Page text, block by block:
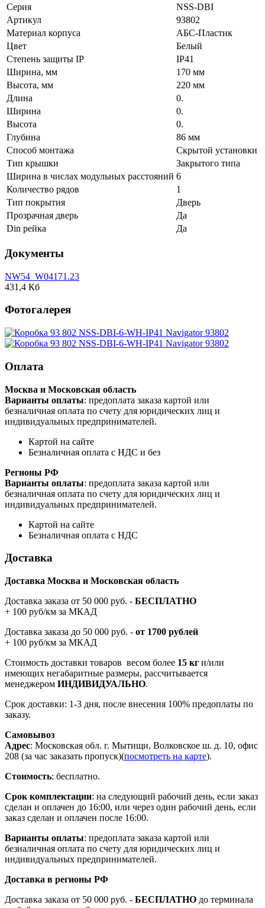
Серия
NSS-DBI
Артикул
93802
Материал корпуса
АБС-Пластик
Цвет
Белый
Степень защиты IP
IP41
Ширина, мм
170 мм
Высота, мм
220 мм
Длина
0.
Ширина
0.
Высота
0.
Глубина
86 мм
Способ монтажа
Скрытой установки
Тип крышки
Закрытого типа
Ширина в числах модульных расстояний 6
Количество рядов
1
Тип покрытия
Дверь
Прозрачная дверь
Да
Din рейка
Да
Документы
NW54_W04171.23
431,4 Кб
Фотогалерея
Оплата
Москва и Московская область
Варианты оплаты: предоплата заказа картой или
безналичная оплата по счету для юридических лиц и
индивидуальных предпринимателей.
Картой на сайте
Безналичная оплата с НДС и без
Регионы РФ
Варианты оплаты: предоплата заказа картой или
безналичная оплата по счету для юридических лиц и
индивидуальных предпринимателей.
Картой на сайте
Безналичная оплата с НДС
Доставка
Доставка Москва и Московская область
Доставка заказа от 50 000 руб. - БЕСПЛАТНО
+ 100 руб/км за МКАД
Доставка заказа до 50 000 руб. - от 1700 рублей
+ 100 руб/км за МКАД
Стоимость доставки товаров весом более 15 кг и/или
имеющих негабаритные размеры, рассчитывается
менеджером ИНДИВИДУАЛЬНО.
Срок доставки: 1-3 дня, после внесения 100% предоплаты по
заказу.
Самовывоз
Адрес: Московская обл. г. Мытищи, Волковское ш. д. 10, офис
208 (за час заказать пропуск)(посмотреть на карте).
Стоимость: бесплатно.
Срок комплектации: на следующий рабочий день, если заказ
сделан и оплачен до 16:00, или через один рабочий день, если
заказ сделан и оплачен после 16:00.
Варианты оплаты: предоплата заказа картой или
безналичная оплата по счету для юридических лиц и
индивидуальных предпринимателей.
Доставка в регионы РФ
Доставка заказа от 50 000 руб. - БЕСПЛАТНО до терминала